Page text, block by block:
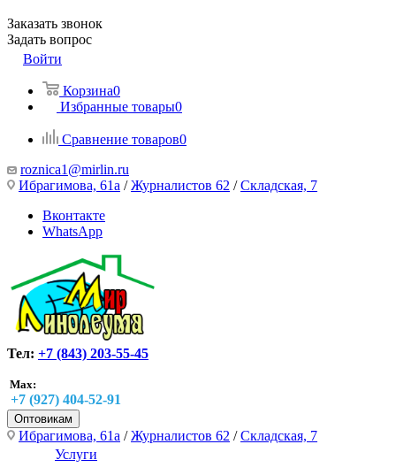
Заказать звонок
Задать вопрос
Войти
Корзина0
Избранные товары0
Сравнение товаров0
roznica1@mirlin.ru
Ибрагимова, 61а /Журналистов 62 /Складская, 7
Вконтакте
WhatsApp
Тел: +7 (843) 203-55-45
Max:
+7 (927) 404-52-91
Оптовикам
Ибрагимова, 61а /Журналистов 62 /Складская, 7
Услуги